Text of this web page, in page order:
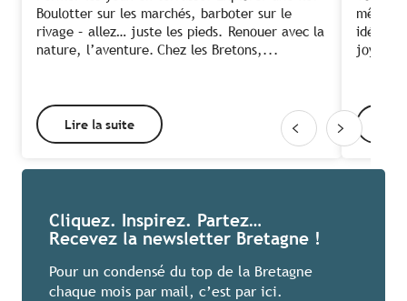
Boulotter sur les marchés, barboter sur le
rivage – allez… juste les pieds. Renouer avec la
nature, l’aventure. Chez les Bretons,...
Lire la suite
même
idée !
Cliquez. Inspirez. Partez…
Recevez la newsletter Bretagne !
Pour un condensé du top de la Bretagne
chaque mois par mail, c’est par ici.